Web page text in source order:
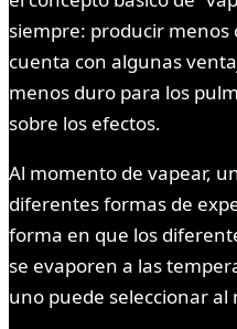
siempre: producir menos
cuenta con algunas
menos duro para los
sobre los efectos.
Al momento de vapear,
diferentes formas de
forma en que los
se evaporen a las
uno puede seleccionar al